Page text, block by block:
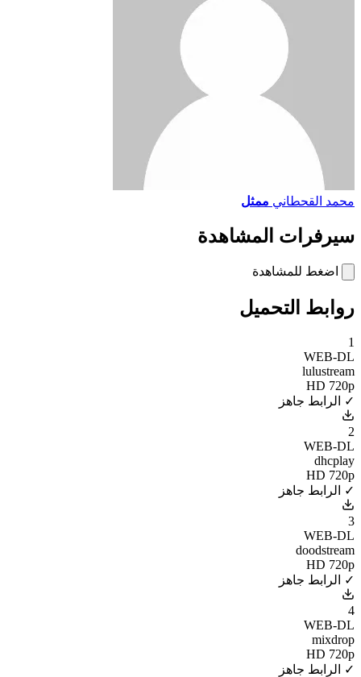
محمد القحطاني ممثل
سيرفرات المشاهدة
اضغط للمشاهدة
روابط التحميل
1
WEB-DL
lulustream
HD 720p
✓ الرابط جاهز
2
WEB-DL
dhcplay
HD 720p
✓ الرابط جاهز
3
WEB-DL
doodstream
HD 720p
✓ الرابط جاهز
4
WEB-DL
mixdrop
HD 720p
✓ الرابط جاهز